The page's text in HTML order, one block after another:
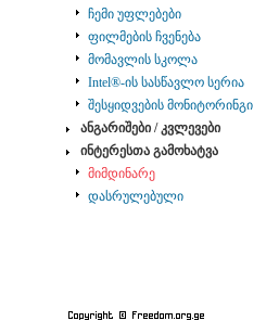
ჩემი უფლებები
ფილმების ჩვენება
მომავლის სკოლა
Intel®-ის სასწავლო სერია
შესყიდვების მონიტორინგი
ანგარიშები / კვლევები
ინტერესთა გამოხატვა
მიმდინარე
დასრულებული